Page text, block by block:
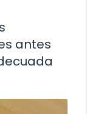
antes